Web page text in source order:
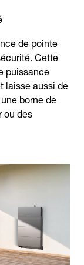
de pointe
Cette
puissance
laisse aussi de
borne de
ou des